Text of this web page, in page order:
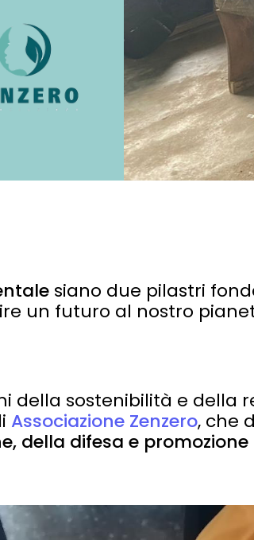
siano due pilastri
un futuro al nostro
della sostenibilità e della
Associazione Zenzero, che
della difesa e